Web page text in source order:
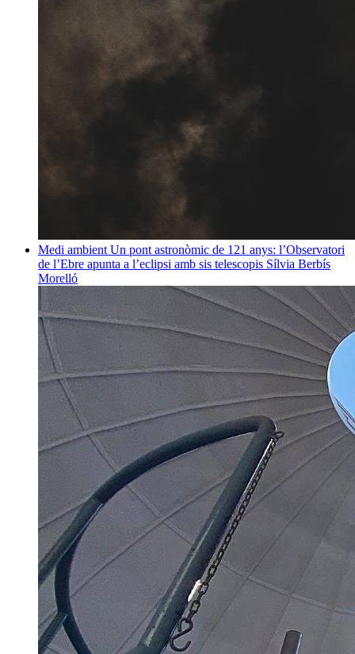
Medi ambient Un pont astronòmic de 121 anys: l’Observatori
de l’Ebre apunta a l’eclipsi amb sis telescopis Sílvia Berbís
Morelló